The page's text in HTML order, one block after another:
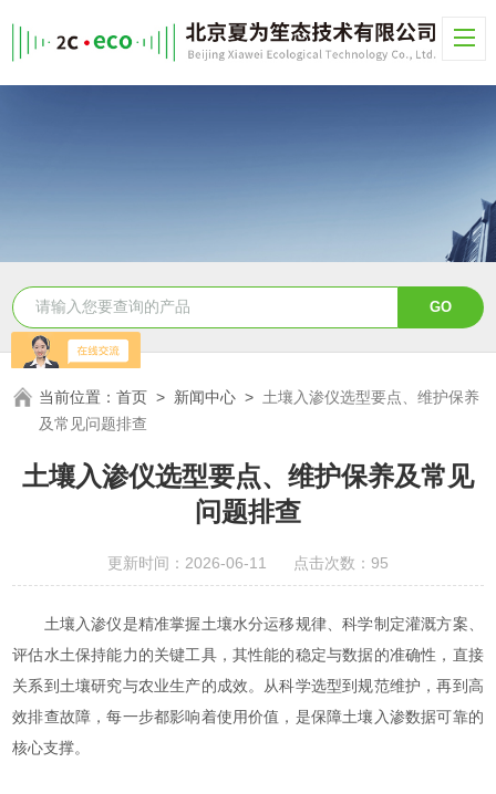
当前位置：首页 > 新闻中心 > 土壤入渗仪选型要点、维护保养
及常见问题排查
土壤入渗仪选型要点、维护保养及常见
问题排查
更新时间：2026-06-11 点击次数：95
土壤入渗仪是精准掌握土壤水分运移规律、科学制定灌溉方案、
评估水土保持能力的关键工具，其性能的稳定与数据的准确性，直接
关系到土壤研究与农业生产的成效。从科学选型到规范维护，再到高
效排查故障，每一步都影响着使用价值，是保障土壤入渗数据可靠的
核心支撑。